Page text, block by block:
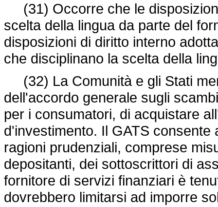
(31) Occorre che le
scelta della lingua da parte del
disposizioni di diritto interno
che disciplinano la scelta della
(32) La Comunità e gli Stati
dell'accordo generale sugli
per i consumatori, di acquistare
d'investimento. Il GATS
ragioni prudenziali, comprese
depositanti, dei sottoscrittori di
fornitore di servizi finanziari è
dovrebbero limitarsi ad imporre